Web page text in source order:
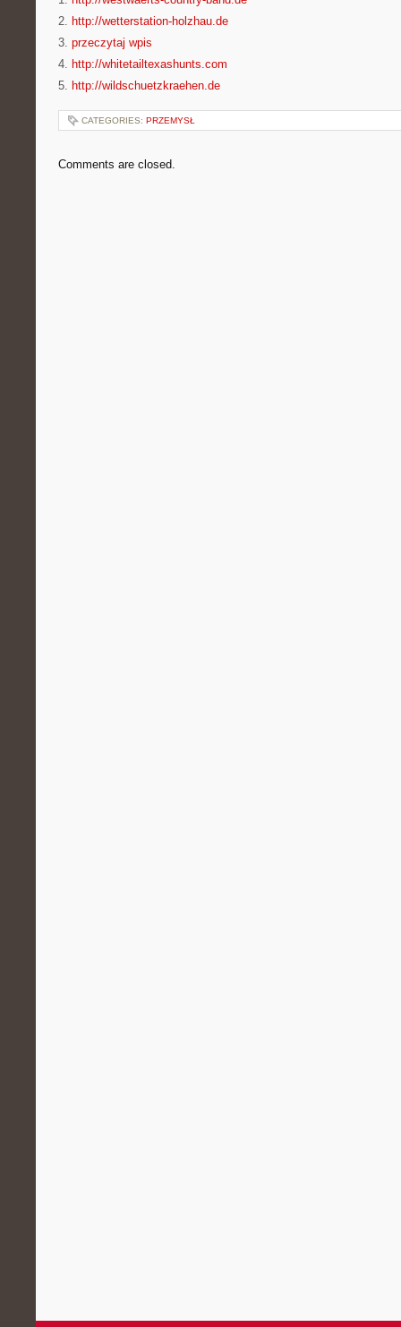
2. http://wetterstation-holzhau.de
3. przeczytaj wpis
4. http://whitetailtexashunts.com
5. http://wildschuetzkraehen.de
CATEGORIES: PRZEMYSŁ
Comments are closed.